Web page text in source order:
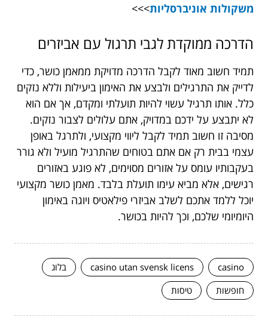
משקולות אוניברסליות>>>
הדרכה ממוקדת לגבי תרגול עם אביזרים
תמיד חשוב מאוד לקבל הדרכה מדויקת ממאמן כושר, כדי
לדייק את התרגילים ולבצע את האימון ביעילות וללא נזקים
כלל. אותו תרגיל עשוי להיות תועלתי ומקדם, אך אם הוא
לא יתבצע על ידכם במדויק, אתם עלולים לצבור נזקים.
מסיבה זו חשוב תמיד לקבל ליווי מקצועי, ולתרגל באופן
עצמי בבית רק אם אתם בטוחים שהתרגיל מועיל ולא גורר
בעקבותיו עומס על אזורים מסוימים, לא פוגע באזורים
רגישים, אלא מביא עימו תועלת בלבד. מאמן כושר מקצועי
יוכל ללמד אתכם לשלב אביזרי פילאטיס ויוגה באימון
היומיומי שלכם, וכך להיות בכושר.
casino
casino utan svensk licens
בלוג
חופשות
טיסות